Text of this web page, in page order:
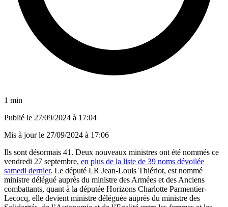
1 min
Publié le 27/09/2024 à 17:04
Mis à jour le 27/09/2024 à 17:06
Ils sont désormais 41. Deux nouveaux ministres ont été nommés ce
vendredi 27 septembre, en plus de la liste de 39 noms dévoilée
samedi dernier. Le député LR Jean-Louis Thiériot, est nommé
ministre délégué auprès du ministre des Armées et des Anciens
combattants, quant à la députée Horizons Charlotte Parmentier-
Lecocq, elle devient ministre déléguée auprès du ministre des